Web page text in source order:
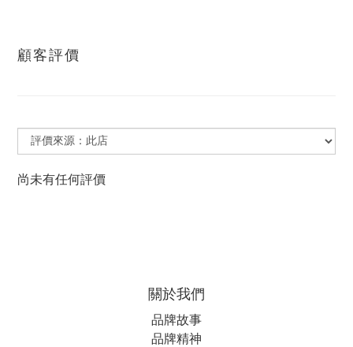
顧客評價
尚未有任何評價
關於我們
品牌故事
品牌精神